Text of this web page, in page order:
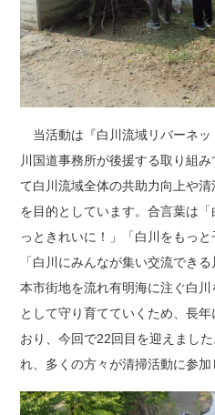
当活動は『白川流域リバーネ
川国道事務所が後援する取り組
て白川流域全体の共助力向上や
を目的としています。合言葉は
っときれいに！」「白川をもっと
「白川にみんなが集い交流でき
本市街地を流れ有明海に注ぐ白
として守り育てていくため、長
おり、今回で22回目を迎えまし
れ、多くの方々が清掃活動に参加